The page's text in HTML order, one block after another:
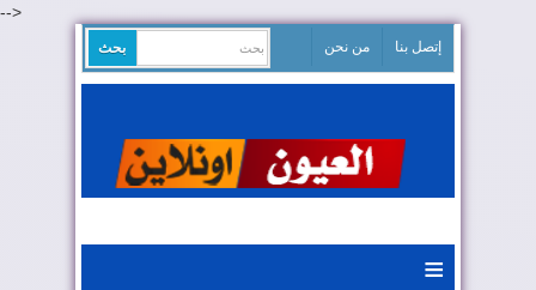
-->
إتصل بنا من نحن
≡